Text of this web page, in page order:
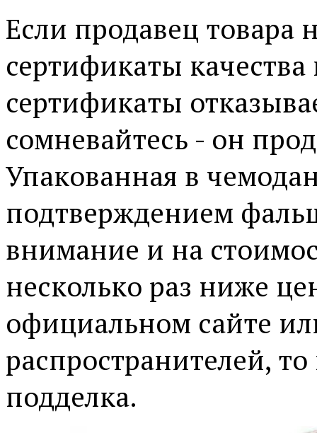
Если продавец товара
сертификаты
сертификаты
сомневайтесь - он
Упакованная в
подтверждением
внимание и на
несколько раз ниже
официальном сайте
распространителей,
подделка.